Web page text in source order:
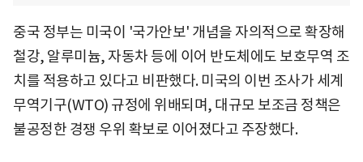
중국 정부는 미국이 '국가안보' 개념을 자의적으로 확장해
철강, 알루미늄, 자동차 등에 이어 반도체에도 보호무역 조
치를 적용하고 있다고 비판했다. 미국의 이번 조사가 세계
무역기구(WTO) 규정에 위배되며, 대규모 보조금 정책은
불공정한 경쟁 우위 확보로 이어졌다고 주장했다.